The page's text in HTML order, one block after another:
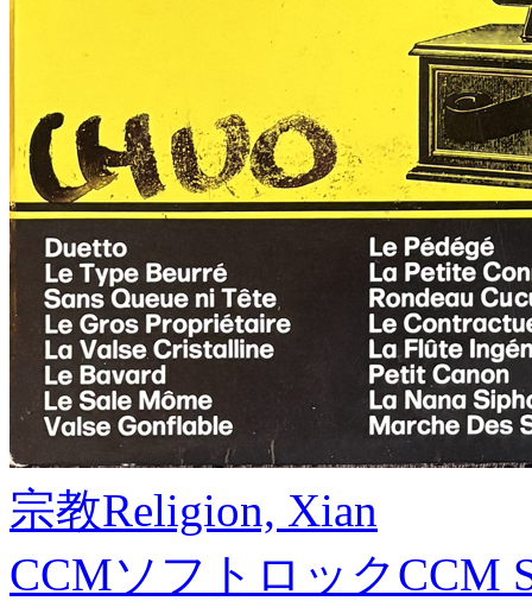
宗教Religion, Xian
CCMソフトロックCCM